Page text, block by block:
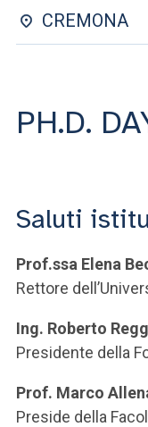
SEI UN DOCENTE O UN
CREMONA
PH.D.
Saluti
Prof.ssa Elena
Rettore
Ing. Roberto
Presidente della
Prof. Marco
Preside della